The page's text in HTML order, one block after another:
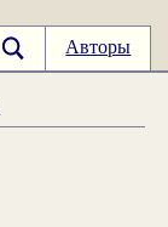
Авторы